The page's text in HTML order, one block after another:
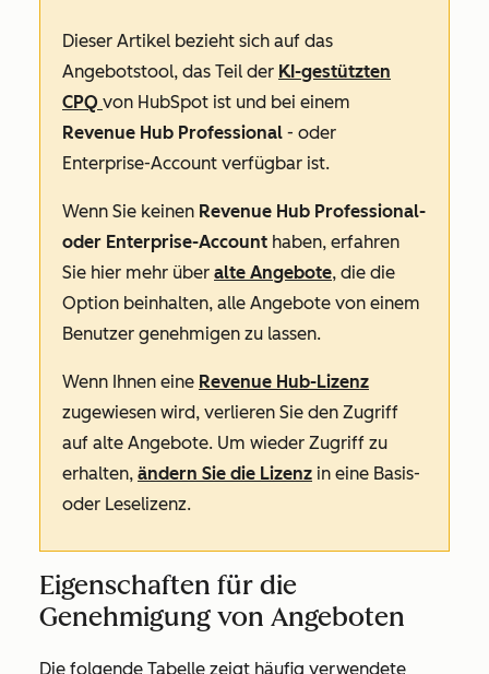
Dieser Artikel bezieht sich auf das
Angebotstool, das Teil der KI-gestützten
CPQ von HubSpot ist und bei einem
Revenue Hub Professional - oder
Enterprise-Account verfügbar ist.
Wenn Sie keinen Revenue Hub Professional-
oder Enterprise-Account haben, erfahren
Sie hier mehr über alte Angebote, die die
Option beinhalten, alle Angebote von einem
Benutzer genehmigen zu lassen.
Wenn Ihnen eine Revenue Hub-Lizenz
zugewiesen wird, verlieren Sie den Zugriff
auf alte Angebote. Um wieder Zugriff zu
erhalten, ändern Sie die Lizenz in eine Basis-
oder Leselizenz.
Eigenschaften für die
Genehmigung von Angeboten
Die folgende Tabelle zeigt häufig verwendete